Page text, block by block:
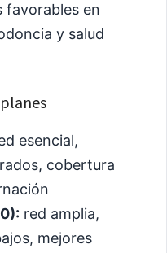
favorables en
y salud
esencial,
cobertura
red amplia,
mejores